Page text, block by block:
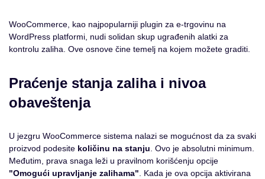
WooCommerce, kao najpopularniji plugin za e-trgovinu na
WordPress platformi, nudi solidan skup ugrađenih alatki za
kontrolu zaliha. Ove osnove čine temelj na kojem možete graditi.
Praćenje stanja zaliha i nivoa
obaveštenja
U jezgru WooCommerce sistema nalazi se mogućnost da za svaki
proizvod podesite količinu na stanju . Ovo je absolutni minimum.
Međutim, prava snaga leži u pravilnom korišćenju opcije
"Omogući upravljanje zalihama" . Kada je ova opcija aktivirana